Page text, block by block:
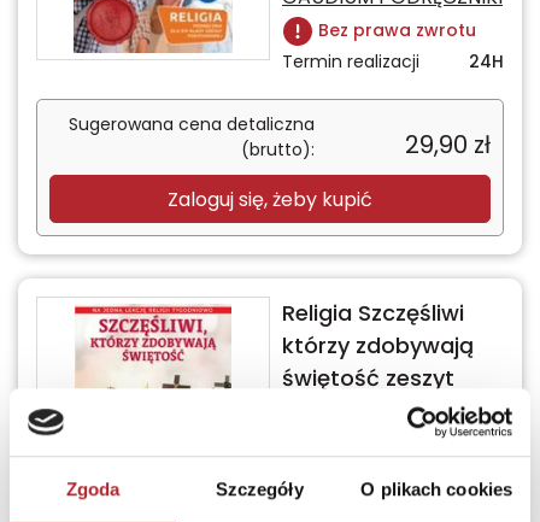
Zgoda Szczegóły O plikach cookies
Bez prawa zwrotu
Termin realizacji
24H
Sugerowana cena detaliczna
(brutto):
29,90 zł
Zaloguj się, żeby kupić
Religia Szczęśliwi
którzy zdobywają
świętość zeszyt
ucznia dla klasy 8
szkoły podstawowej
na 1 godzinę
Jedność